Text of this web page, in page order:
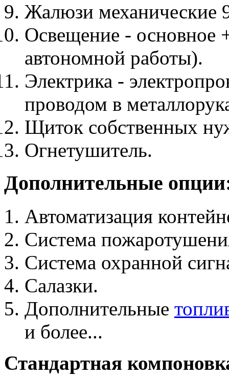
Жалюзи механические
Освещение - основное
автономной работы).
Электрика -
проводом в
Щиток собственных
Огнетушитель.
Дополнительные
Автоматизация
Система
Система охранной
Салазки.
Дополнительные
и более...
Стандартная